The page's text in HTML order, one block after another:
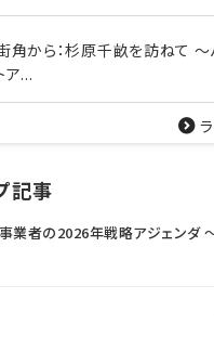
角から：杉原千畝を訪ねて ～
...
記事
業者の2026年戦略アジェンダ